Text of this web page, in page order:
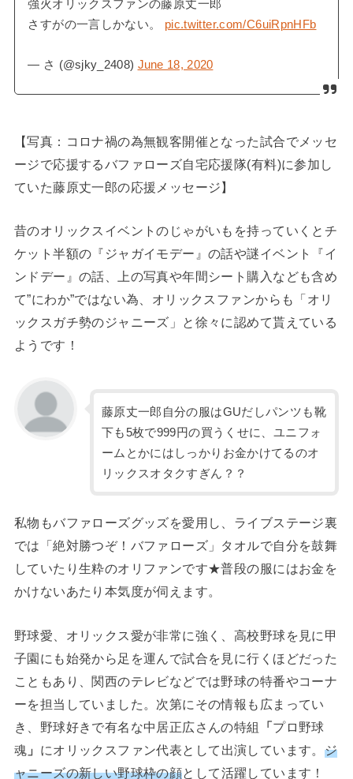
強火オリックスファンの藤原丈一郎
さすがの一言しかない。 pic.twitter.com/C6uiRpnHFb
— さ (@sjky_2408) June 18, 2020
【写真：コロナ禍の為無観客開催となった試合でメッセ
ージで応援するバファローズ自宅応援隊(有料)に参加し
ていた藤原丈一郎の応援メッセージ】
昔のオリックスイベントのじゃがいもを持っていくとチ
ケット半額の『ジャガイモデー』の話や謎イベント『イ
ンドデー』の話、上の写真や年間シート購入なども含め
て”にわか”ではない為、オリックスファンからも「オリ
ックスガチ勢のジャニーズ」と徐々に認めて貰えている
ようです！
藤原丈一郎自分の服はGUだしパンツも靴
下も5枚で999円の買うくせに、ユニフォ
ームとかにはしっかりお金かけてるのオ
リックスオタクすぎん？？
私物もバファローズグッズを愛用し、ライブステージ裏
では「絶対勝つぞ！バファローズ」タオルで自分を鼓舞
していたり生粋のオリファンです★普段の服にはお金を
かけないあたり本気度が伺えます。
野球愛、オリックス愛が非常に強く、高校野球を見に甲
子園にも始発から足を運んで試合を見に行くほどだった
こともあり、関西のテレビなどでは野球の特番やコーナ
ーを担当していました。次第にその情報も広まってい
き、野球好きで有名な中居正広さんの特組
「プロ野球
魂 」 にオリックスファン代表として出演しています。 ジ
ャニーズの新しい野球枠の顔として活躍しています！